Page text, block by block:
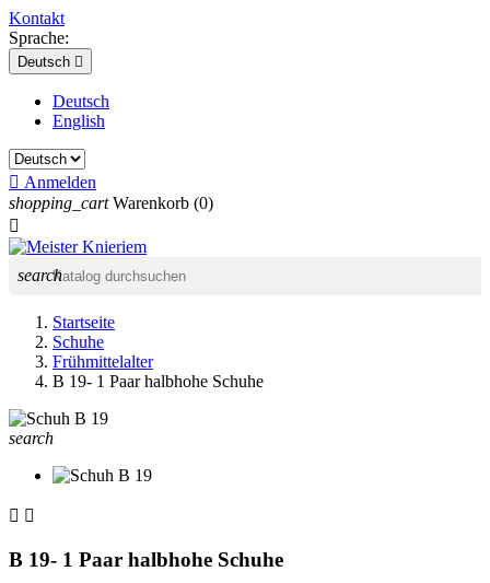
Kontakt
Sprache:
Deutsch 
Deutsch
English
 Anmelden
shopping_cart Warenkorb (0)

search
Startseite
Schuhe
Frühmittelalter
B 19- 1 Paar halbhohe Schuhe
search
 
B 19- 1 Paar halbhohe Schuhe